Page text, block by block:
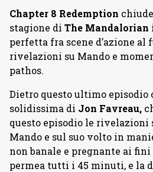
Chapter 8 Redemption
stagione di The Mandalorian
perfetta fra scene d’azione al
rivelazioni su Mando e
pathos.
Dietro questo ultimo episodio
solidissima di Jon Favreau,
questo episodio le rivelazioni
Mando e sul suo volto in
non banale e pregnante ai
permea tutti i 45 minuti, e la